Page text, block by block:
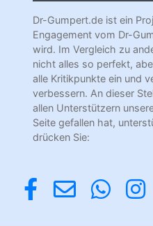
Dr-Gumpert.de ist ein
Engagement vom Dr-
wird. Im Vergleich zu
nicht alles so perfekt,
alle Kritikpunkte ein und
verbessern. An dieser
allen Unterstützern
Seite gefallen hat,
drücken Sie: